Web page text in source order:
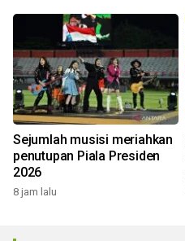
Sejumlah musisi meriahkan
penutupan Piala Presiden
2026
8 jam lalu